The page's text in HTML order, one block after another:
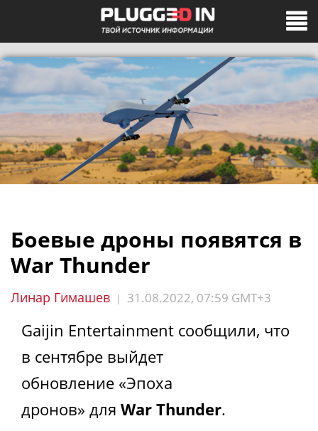
Боевые дроны появятся в
War Thunder
Линар Гимашев | 31.08.2022, 07:59 GMT+3
Gaijin Entertainment сообщили, что
в сентябре выйдет
обновление «Эпоха
дронов» для War Thunder.